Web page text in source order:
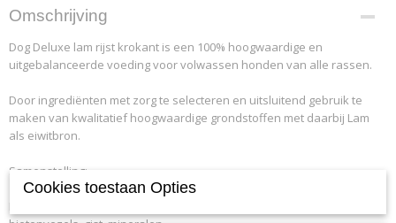
Productcode
103-32-K
EAN code
7,09E+12
103-32-K
Bruto gewicht
20,00 Kg
Omschrijving
Dog Deluxe lam rijst krokant is een 100% hoogwaardige en
uitgebalanceerde voeding voor volwassen honden van alle rassen.
Door ingrediënten met zorg te selecteren en uitsluitend gebruik te
maken van kwalitatief hoogwaardige grondstoffen met daarbij Lam
als eiwitbron.
Samenstelling:
Cookies toestaan Opties